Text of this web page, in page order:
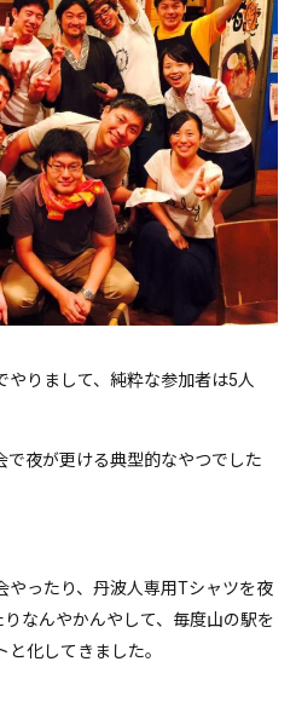
やりまして、純粋な参加者は5人
夜が更ける典型的なやつでした
やったり、丹波人専用Tシャツを夜
なんやかんやして、毎度山の駅を
化してきました。